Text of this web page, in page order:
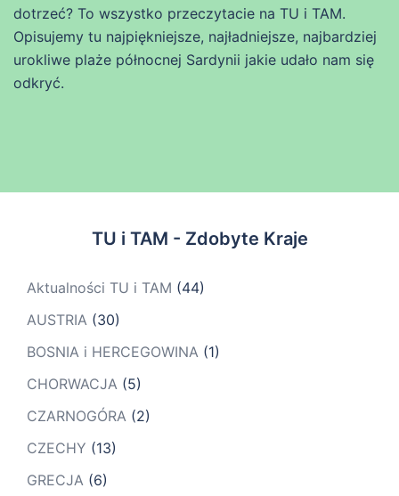
dotrzeć? To wszystko przeczytacie na TU i TAM.
Opisujemy tu najpiękniejsze, najładniejsze, najbardziej
urokliwe plaże północnej Sardynii jakie udało nam się
odkryć.
TU i TAM - Zdobyte Kraje
Aktualności TU i TAM (44)
AUSTRIA (30)
BOSNIA i HERCEGOWINA (1)
CHORWACJA (5)
CZARNOGÓRA (2)
CZECHY (13)
GRECJA (6)